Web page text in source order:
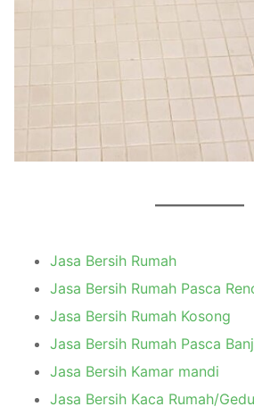
Jasa Bersih Rumah
Jasa Bersih Rumah Pasca
Jasa Bersih Rumah Kosong
Jasa Bersih Rumah Pasca
Jasa Bersih Kamar mandi
Jasa Bersih Kaca Rumah/